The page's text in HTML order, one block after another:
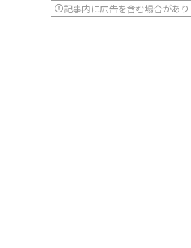
記事内に広告を含む場合があ